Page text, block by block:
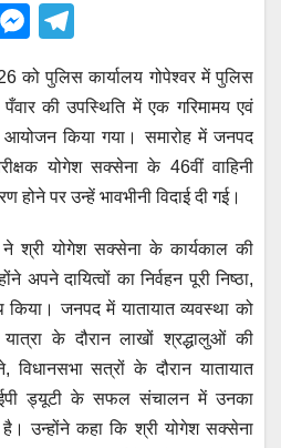
E
M
e
ss
e
n
g
er
e
gr
a
m
को पुलिस कार्यालय गोपेश्वर में पुलिस
की उपस्थिति में एक गरिमामय एवं
आयोजन किया गया। समारोह में जनपद
योगेश सक्सेना के 46वीं वाहिनी
होने पर उन्हें भावभीनी विदाई दी गई।
श्री योगेश सक्सेना के कार्यकाल की
अपने दायित्वों का निर्वहन पूरी निष्ठा,
जनपद में यातायात व्यवस्था को
के दौरान लाखों श्रद्धालुओं की
विधानसभा सत्रों के दौरान यातायात
ड्यूटी के सफल संचालन में उनका
है। उन्होंने कहा कि श्री योगेश सक्सेना